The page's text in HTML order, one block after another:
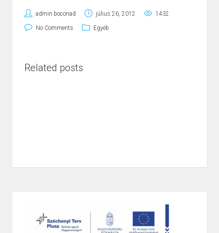
admin.boconad július 26, 2012 1432
No Comments Egyéb
Related posts